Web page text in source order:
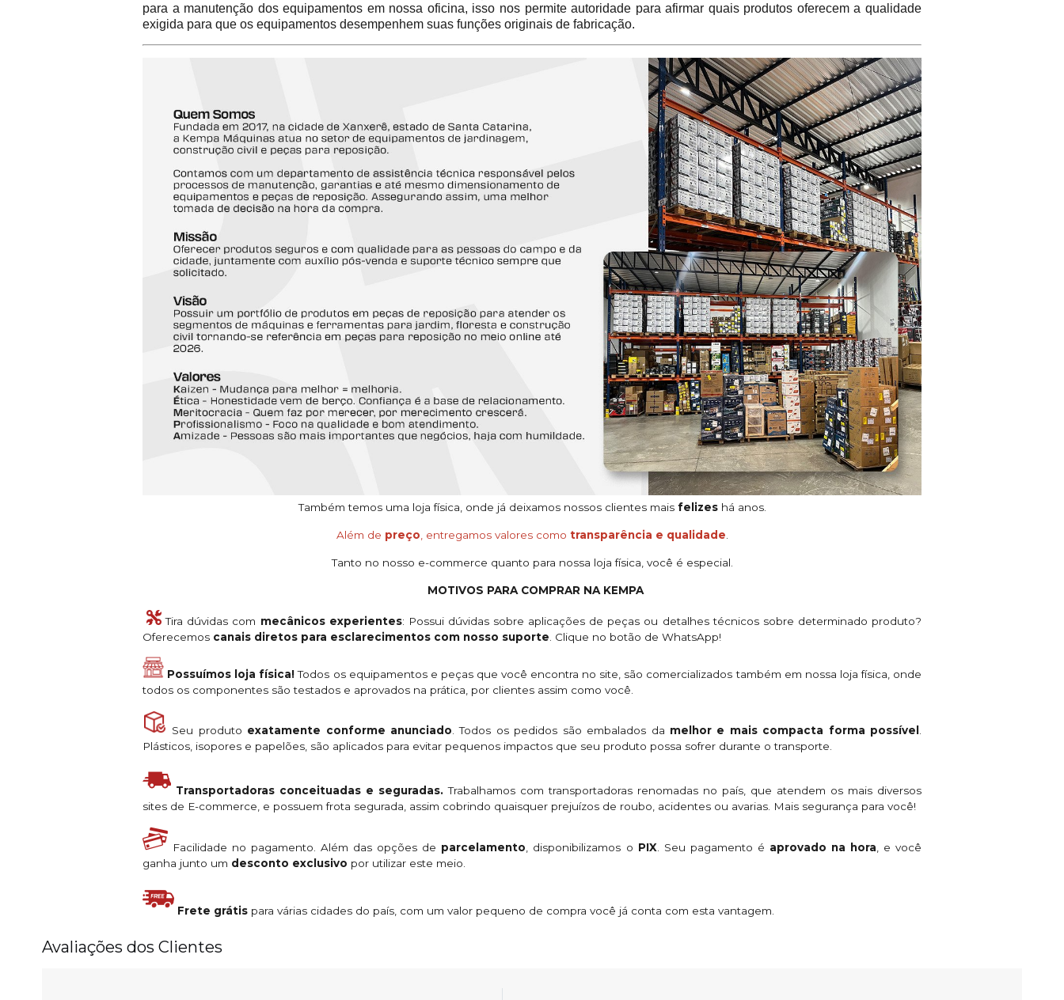
para a manutenção dos equipamentos em nossa oficina, isso nos permite autoridade para afirmar quais produtos oferecem a qualidade
exigida para que os equipamentos desempenhem suas funções originais de fabricação.
Também temos uma loja física, onde já deixamos nossos clientes mais felizeshá anos.
Além de preço, entregamos valores como transparência e qualidade.
Tanto no nosso e-commerce quanto para nossa loja física, você é especial.
MOTIVOS PARA COMPRAR NA KEMPA
Tira dúvidas com mecânicos experientes: Possui dúvidas sobre aplicações de peças ou detalhes técnicos sobre determinado produto?
Oferecemos canais diretos para esclarecimentos com nosso suporte. Clique no botão de WhatsApp!
Possuímos loja física!Todos os equipamentos e peças que você encontra no site, são comercializados também em nossa loja física, onde
todos os componentes são testados e aprovados na prática, por clientes assim como você.
Seu produto exatamente conforme anunciado. Todos os pedidos são embalados da melhor e mais compacta forma possível .
Plásticos, isopores e papelões, são aplicados para evitar pequenos impactos que seu produto possa sofrer durante o transporte.
Transportadoras conceituadas e seguradas. Trabalhamos com transportadoras renomadas no país, que atendem os mais diversos
sites de E-commerce, e possuem frota segurada, assim cobrindo quaisquer prejuízos de roubo, acidentes ou avarias. Mais segurança para você!
Facilidade no pagamento. Além das opções de parcelamento, disponibilizamos o PIX. Seu pagamento é aprovado na hora, e você
ganha junto um desconto exclusivo por utilizar este meio.
Frete grátis para várias cidades do país, com um valor pequeno de compra você já conta com esta vantagem.
Avaliações dos Clientes